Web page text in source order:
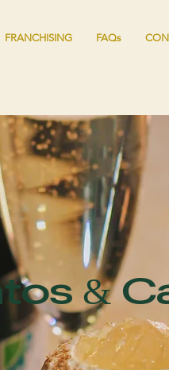
FRANCHISING FAQs
&